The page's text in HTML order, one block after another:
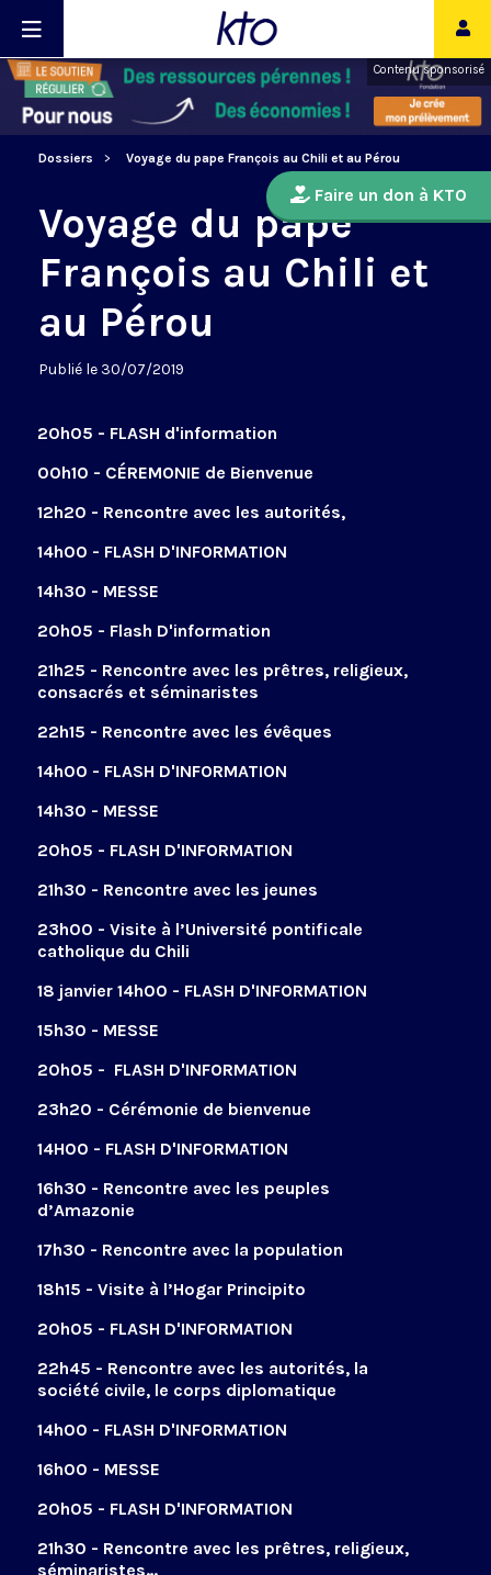
Contenu sponsorisé
Dossiers Voyage du pape François au Chili et au Pérou
Faire un don à KTO
Voyage du pape
François au Chili et
au Pérou
Publié le 30/07/2019
20h05 - FLASH d'information
00h10 - CÉREMONIE de Bienvenue
12h20 - Rencontre avec les autorités,
14h00 - FLASH D'INFORMATION
14h30 - MESSE
20h05 - Flash D'information
21h25 - Rencontre avec les prêtres, religieux,
consacrés et séminaristes
22h15 - Rencontre avec les évêques
14h00 - FLASH D'INFORMATION
14h30 - MESSE
20h05 - FLASH D'INFORMATION
21h30 - Rencontre avec les jeunes
23h00 - Visite à l’Université pontificale
catholique du Chili
18 janvier 14h00 - FLASH D'INFORMATION
15h30 - MESSE
20h05 - FLASH D'INFORMATION
23h20 - Cérémonie de bienvenue
14H00 - FLASH D'INFORMATION
16h30 - Rencontre avec les peuples
d’Amazonie
17h30 - Rencontre avec la population
18h15 - Visite à l’Hogar Principito
20h05 - FLASH D'INFORMATION
22h45 - Rencontre avec les autorités, la
société civile, le corps diplomatique
14h00 - FLASH D'INFORMATION
16h00 - MESSE
20h05 - FLASH D'INFORMATION
21h30 - Rencontre avec les prêtres, religieux,
séminaristes…